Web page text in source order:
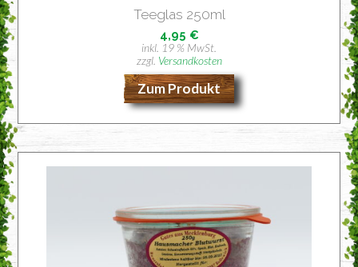
Tee­glas 250ml
4,95 €
inkl. 19 % MwSt.
zzgl. Versandkosten
Zum Produkt